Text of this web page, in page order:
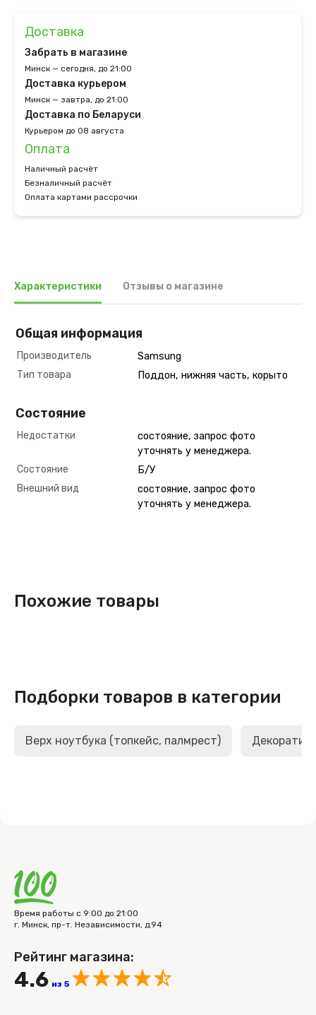
Доставка
Забрать в магазине
Минск — сегодня, до 21:00
Доставка курьером
Минск — завтра, до 21:00
Доставка по Беларуси
Курьером до 08 августа
Оплата
Наличный расчёт
Безналичный расчёт
Оплата картами рассрочки
Характеристики Отзывы о магазине
Общая информация
Производитель
Samsung
Тип товара
Поддон, нижняя часть, корыто
Состояние
Недостатки
состояние, запрос фото
уточнять у менеджера.
Состояние
Б/У
Внешний вид
состояние, запрос фото
уточнять у менеджера.
Похожие товары
Подборки товаров в категории
Верх ноутбука (топкейс, палмрест)
Время работы с 9:00 до 21:00
г. Минск, пр-т. Независимости, д.94
Рейтинг магазина:
4.6 из 5